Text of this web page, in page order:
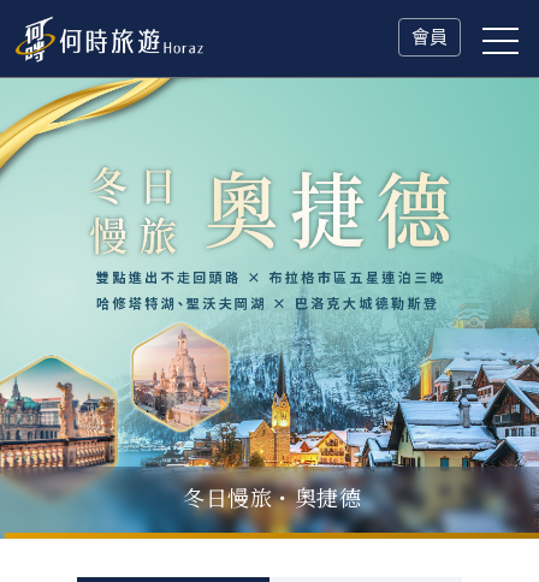
會員
父親節．限時特別企劃
一人旅行Solo Travel
山海雙享・北海道冬日慢旅・奧捷德